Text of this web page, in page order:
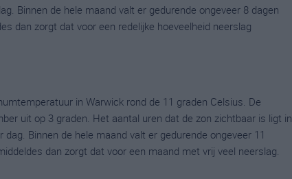
Binnen de hele maand valt er gedurende ongeveer 8 dagen
dan zorgt dat voor een redelijke hoeveelheid neerslag
in Warwick rond de 11 graden Celsius. De
uit op 3 graden. Het aantal uren dat de zon zichtbaar is ligt in
Binnen de hele maand valt er gedurende ongeveer 11
dan zorgt dat voor een maand met vrij veel neerslag.